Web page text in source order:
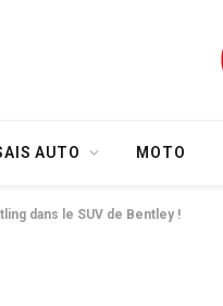
AUTO MOTO
dans le SUV de Bentley !